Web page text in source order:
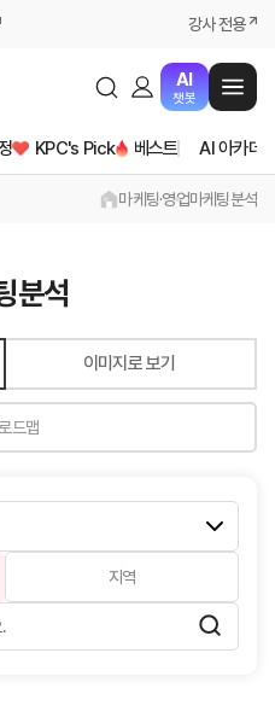
강사 전용
AI
챗봇
KPC's Pick 베스트 AI 아카데
마케팅·영업마케팅분석
분석
이미지로 보기
드맵
지역